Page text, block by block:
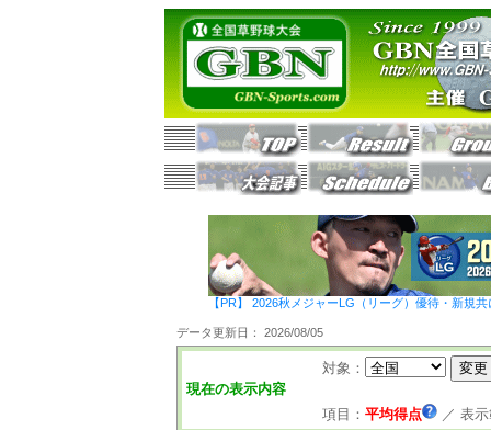
【PR】 2026秋メジャーLG（リーグ）優待・新規
データ更新日： 2026/08/05
現在の表示内容
対象：
項目： 平均得点 ／ 表